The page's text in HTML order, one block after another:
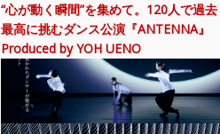
“心が動く瞬間”を集めて。120人で過去
最高に挑むダンス公演『ANTENNA』
Produced by YOH UENO